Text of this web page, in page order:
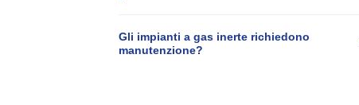
Gli impianti a gas inerte richiedono
manutenzione?